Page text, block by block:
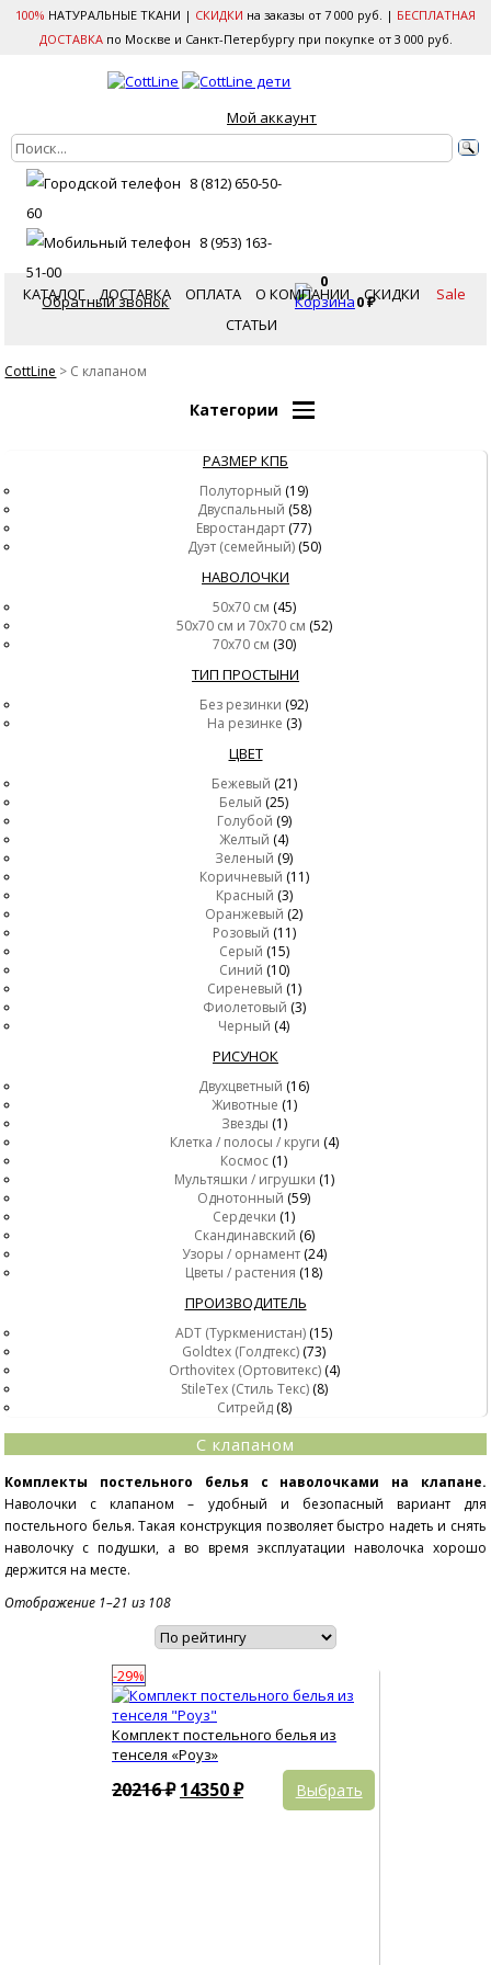
100% НАТУРАЛЬНЫЕ ТКАНИ | СКИДКИ на заказы от 7 000 руб. | БЕСПЛАТНАЯ
ДОСТАВКАпо Москве и Санкт-Петербургу при покупке от 3 000 руб.
Мой аккаунт
8 (812) 650-50-
60
8 (953) 163-
51-00
Обратный звонок
0
0₽
КАТАЛОГ ДОСТАВКА ОПЛАТА О КОМПАНИИ СКИДКИ
Sale
СТАТЬИ
CottLine > С клапаном
Категории
РАЗМЕР КПБ
Полуторный (19)
Двуспальный (58)
Евростандарт (77)
Дуэт (семейный) (50)
НАВОЛОЧКИ
50x70 см (45)
50x70 см и 70x70 см (52)
70x70 см (30)
ТИП ПРОСТЫНИ
Без резинки (92)
На резинке (3)
ЦВЕТ
Бежевый (21)
Белый (25)
Голубой (9)
Желтый (4)
Зеленый (9)
Коричневый (11)
Красный (3)
Оранжевый (2)
Розовый (11)
Серый (15)
Синий (10)
Сиреневый (1)
Фиолетовый (3)
Черный (4)
РИСУНОК
Двухцветный (16)
Животные (1)
Звезды (1)
Клетка / полосы / круги (4)
Космос (1)
Мультяшки / игрушки (1)
Однотонный (59)
Сердечки (1)
Скандинавский (6)
Узоры / орнамент (24)
Цветы / растения (18)
ПРОИЗВОДИТЕЛЬ
ADT (Туркменистан) (15)
Goldtex (Голдтекс) (73)
Orthovitex (Ортовитекс) (4)
StileTex (Стиль Текс) (8)
Ситрейд (8)
С клапаном
Комплекты постельного белья с наволочками на клапане.
Наволочки с клапаном – удобный и безопасный вариант для
постельного белья. Такая конструкция позволяет быстро надеть и снять
наволочку с подушки, а во время эксплуатации наволочка хорошо
держится на месте.
Отображение 1–21 из 108Сортировка:
по
рейтингу
-29%
Комплект постельного белья из
тенселя «Роуз»
20216₽ Первоначальная
14350₽Текущая
цена:
Выбрать
товар